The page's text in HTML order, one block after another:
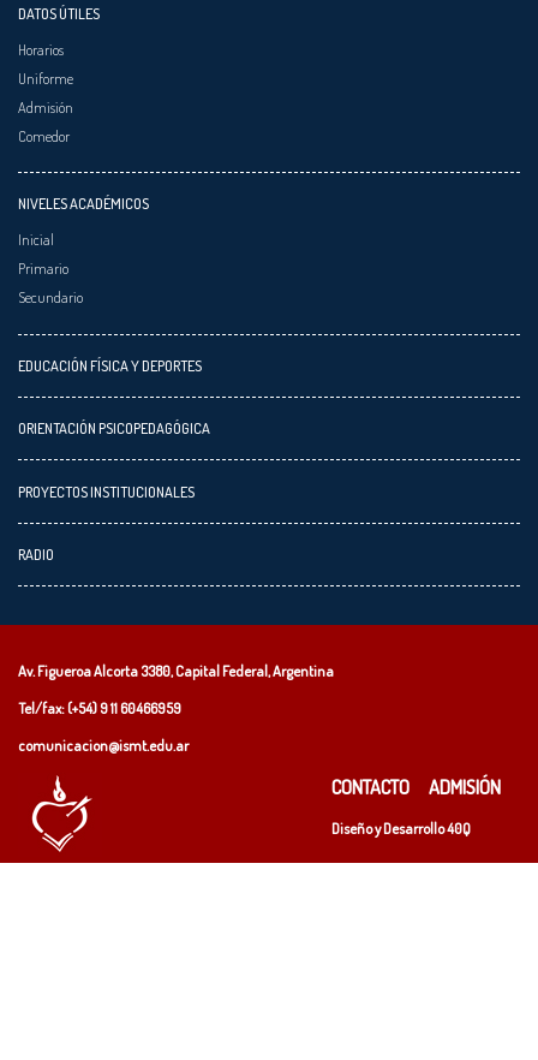
DATOS ÚTILES
Horarios
Uniforme
Admisión
Comedor
NIVELES ACADÉMICOS
Inicial
Primario
Secundario
EDUCACIÓN FÍSICA Y DEPORTES
ORIENTACIÓN PSICOPEDAGÓGICA
PROYECTOS INSTITUCIONALES
RADIO
Av. Figueroa Alcorta 3380, Capital Federal, Argentina
Tel/fax: (+54)9 11 60466959
comunicacion@ismt.edu.ar
CONTACTO ADMISIÓN
Diseño y Desarrollo40Q